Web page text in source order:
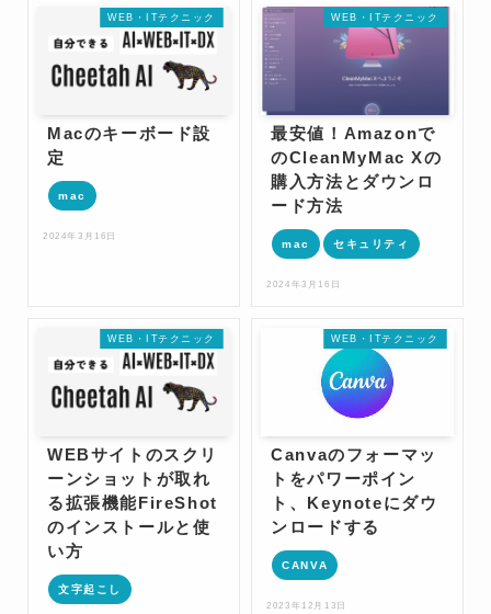
WEB・ITテクニック
Macのキーボード設
定
mac
2024年3月16日
WEB・ITテクニック
最安値！Amazonで
のCleanMyMac Xの
購入方法とダウンロ
ード方法
mac セキュリティ
2024年3月16日
WEB・ITテクニック
WEBサイトのスクリ
ーンショットが取れ
る拡張機能FireShot
のインストールと使
い方
文字起こし
WEB・ITテクニック
Canvaのフォーマッ
トをパワーポイン
ト、Keynoteにダウ
ンロードする
CANVA
2023年12月13日